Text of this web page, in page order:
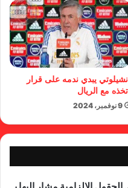
أنشيلوتي يبدي ندمه على قرار
اتخذه مع الريال
9 نوفمبر، 2024